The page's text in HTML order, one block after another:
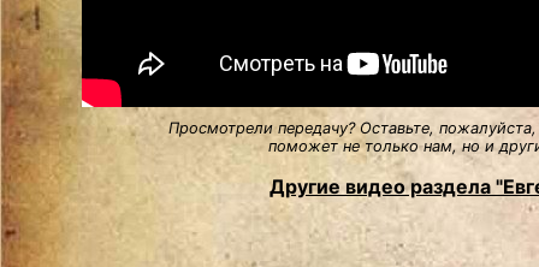
Просмотрели передачу? Оставьте,
поможет не только нам, но и
Другие видео раздела